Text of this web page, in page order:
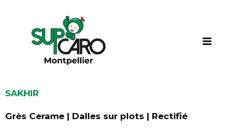
SAKHIR
Grès Cerame | Dalles sur plots | Rectifié